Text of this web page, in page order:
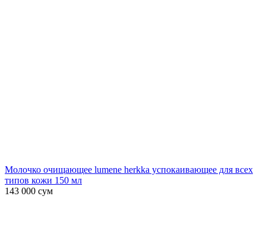
Молочко очищающее lumene herkka успокаивающее для всех
типов кожи 150 мл
143 000 сум